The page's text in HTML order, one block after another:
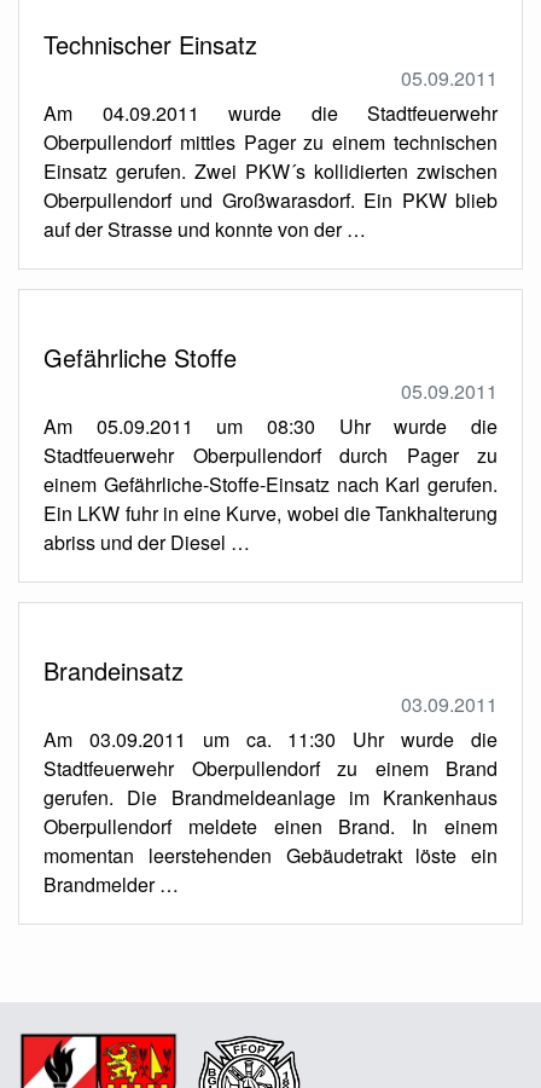
Technischer Einsatz
05.09.2011
Am 04.09.2011 wurde die Stadtfeuerwehr
Oberpullendorf mittles Pager zu einem technischen
Einsatz gerufen. Zwei PKW´s kollidierten zwischen
Oberpullendorf und Großwarasdorf. Ein PKW blieb
auf der Strasse und konnte von der …
Gefährliche Stoffe
05.09.2011
Am 05.09.2011 um 08:30 Uhr wurde die
Stadtfeuerwehr Oberpullendorf durch Pager zu
einem Gefährliche-Stoffe-Einsatz nach Karl gerufen.
Ein LKW fuhr in eine Kurve, wobei die Tankhalterung
abriss und der Diesel …
Brandeinsatz
03.09.2011
Am 03.09.2011 um ca. 11:30 Uhr wurde die
Stadtfeuerwehr Oberpullendorf zu einem Brand
gerufen. Die Brandmeldeanlage im Krankenhaus
Oberpullendorf meldete einen Brand. In einem
momentan leerstehenden Gebäudetrakt löste ein
Brandmelder …